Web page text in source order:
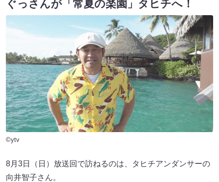
ぐっさんが「常夏の楽園」タヒチへ！
©ytv
8月3日（日）放送回で訪ねるのは、タヒチアンダンサーの
向井智子さん。